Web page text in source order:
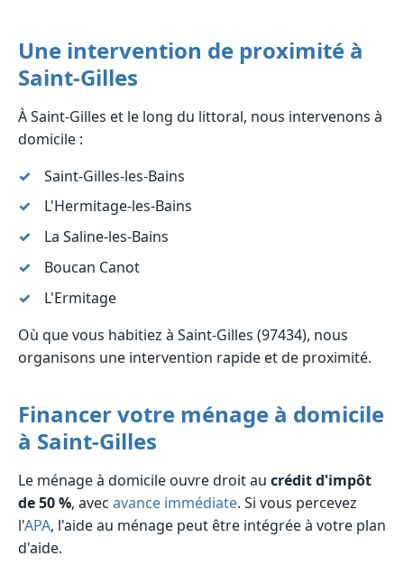
Une intervention de proximité à
Saint-Gilles
À Saint-Gilles et le long du littoral, nous intervenons à
domicile :
Saint-Gilles-les-Bains
L'Hermitage-les-Bains
La Saline-les-Bains
Boucan Canot
L'Ermitage
Où que vous habitiez à Saint-Gilles (97434), nous
organisons une intervention rapide et de proximité.
Financer votre ménage à domicile
à Saint-Gilles
Le ménage à domicile ouvre droit au crédit d'impôt
de 50 %, avec avance immédiate. Si vous percevez
l'APA, l'aide au ménage peut être intégrée à votre plan
d'aide.